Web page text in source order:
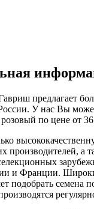
предлагает
У нас Вы
по цене от
производителей, а
и Франции.
подобрать семена